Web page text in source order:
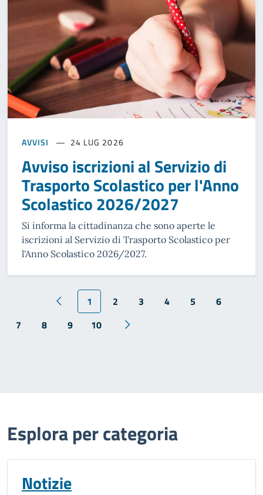
AVVISI 24 LUG 2026
Avviso iscrizioni al Servizio di
Trasporto Scolastico per l'Anno
Scolastico 2026/2027
Si informa la cittadinanza che sono aperte le
iscrizioni al Servizio di Trasporto Scolastico per
l'Anno Scolastico 2026/2027.
1 2 3 4 5
6
7
8 9 10
Esplora per categoria
Notizie